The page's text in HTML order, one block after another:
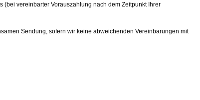
vereinbarter Vorauszahlung nach dem Zeitpunkt Ihrer
Sendung, sofern wir keine abweichenden Vereinbarungen mit